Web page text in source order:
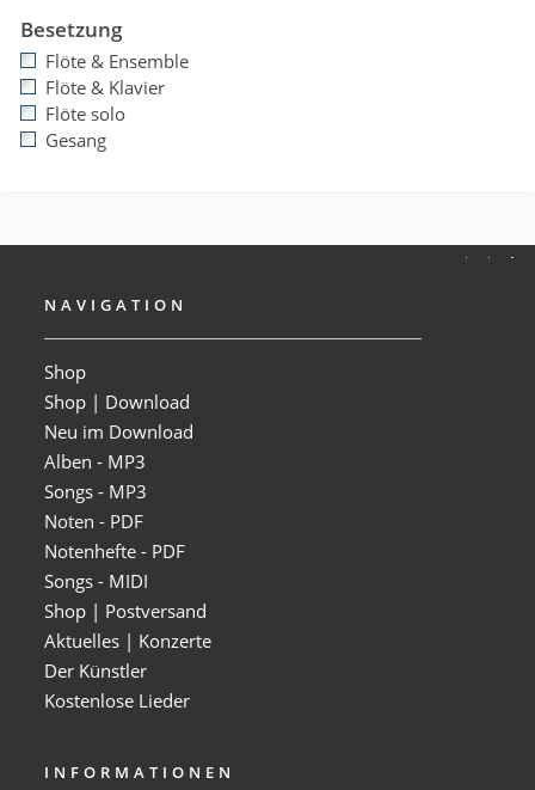
Besetzung
Flöte & Ensemble
Flöte & Klavier
Flöte solo
Gesang
NAVIGATION
Shop
Shop | Download
Neu im Download
Alben - MP3
Songs - MP3
Noten - PDF
Notenhefte - PDF
Songs - MIDI
Shop | Postversand
Aktuelles | Konzerte
Der Künstler
Kostenlose Lieder
INFORMATIONEN